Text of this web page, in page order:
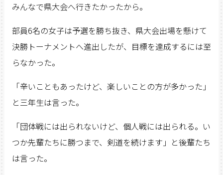
みんなで県大会へ行きたかったから。
部員6名の女子は予選を勝ち抜き、県大会出場を懸けて
決勝トーナメントへ進出したが、目標を達成するには至
らなかった。
「辛いこともあったけど、楽しいことの方が多かった」
と三年生は言った。
「団体戦には出られないけど、個人戦には出られる。い
つか先輩たちに勝つまで、剣道を続けます」と後輩たち
は言った。